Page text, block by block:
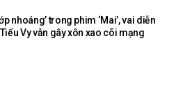
nhoáng’ trong phim ‘Mai’, vai diễn
Vy vẫn gây xôn xao cõi mạng